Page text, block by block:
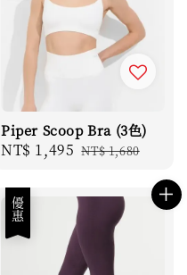
Piper Scoop Bra (3色)
Sale
NT$ 1,495 Regular
NT$ 1,680
優惠